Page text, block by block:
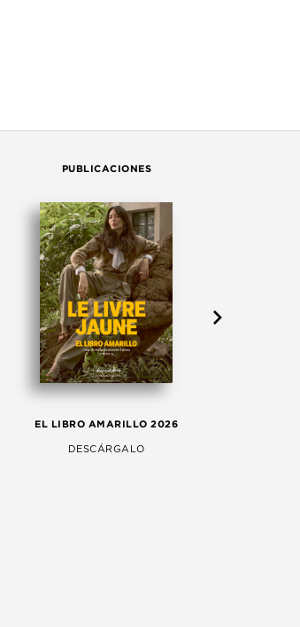
PUBLICACIONES
EL LIBRO AMARILLO 2026
DESCÁRGALO